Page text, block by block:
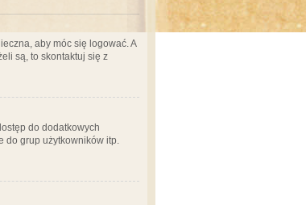
aby móc się logować. A
są, to skontaktuj się z
do dodatkowych
do grup użytkowników itp.